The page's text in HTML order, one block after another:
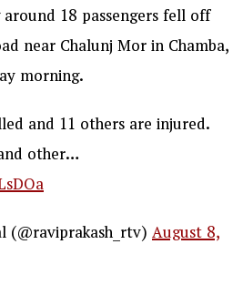
18 passengers fell off
near Chalunj Mor in Chamba,
morning.
and 11 others are injured.
other…
(@raviprakash_rtv)August 8,